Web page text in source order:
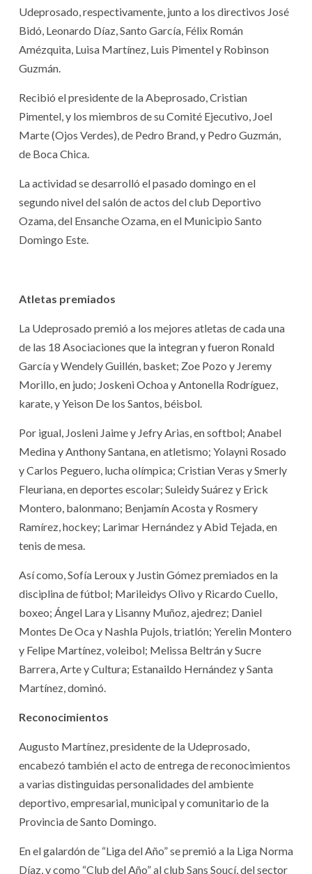
Udeprosado, respectivamente, junto a los directivos José
Bidó, Leonardo Díaz, Santo García, Félix Román
Amézquita, Luisa Martínez, Luis Pimentel y Robinson
Guzmán.
Recibió el presidente de la Abeprosado, Cristian
Pimentel, y los miembros de su Comité Ejecutivo, Joel
Marte (Ojos Verdes), de Pedro Brand, y Pedro Guzmán,
de Boca Chica.
La actividad se desarrolló el pasado domingo en el
segundo nivel del salón de actos del club Deportivo
Ozama, del Ensanche Ozama, en el Municipio Santo
Domingo Este.
Atletas premiados
La Udeprosado premió a los mejores atletas de cada una
de las 18 Asociaciones que la integran y fueron Ronald
García y Wendely Guillén, basket; Zoe Pozo y Jeremy
Morillo, en judo; Joskeni Ochoa y Antonella Rodríguez,
karate, y Yeison De los Santos, béisbol.
Por igual, Josleni Jaime y Jefry Arias, en softbol; Anabel
Medina y Anthony Santana, en atletismo; Yolayni Rosado
y Carlos Peguero, lucha olímpica; Cristian Veras y Smerly
Fleuriana, en deportes escolar; Suleidy Suárez y Erick
Montero, balonmano; Benjamín Acosta y Rosmery
Ramírez, hockey; Larimar Hernández y Abid Tejada, en
tenis de mesa.
Así como, Sofía Leroux y Justin Gómez premiados en la
disciplina de fútbol; Marileidys Olivo y Ricardo Cuello,
boxeo; Ángel Lara y Lisanny Muñoz, ajedrez; Daniel
Montes De Oca y Nashla Pujols, triatlón; Yerelin Montero
y Felipe Martínez, voleibol; Melissa Beltrán y Sucre
Barrera, Arte y Cultura; Estanaildo Hernández y Santa
Martínez, dominó.
Reconocimientos
Augusto Martínez, presidente de la Udeprosado,
encabezó también el acto de entrega de reconocimientos
a varias distinguidas personalidades del ambiente
deportivo, empresarial, municipal y comunitario de la
Provincia de Santo Domingo.
En el galardón de “Liga del Año” se premió a la Liga Norma
Díaz, y como “Club del Año” al club Sans Soucí, del sector